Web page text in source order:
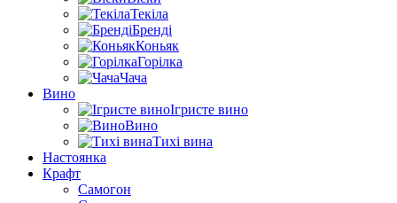
Текіла
Бренді
Коньяк
Горілка
Чача
Вино
Ігристе вино
Вино
Тихі вина
Настоянка
Крафт
Самогон